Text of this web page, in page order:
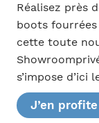
Réalisez près
boots
cette toute
s’impose d’ici
J’en profite